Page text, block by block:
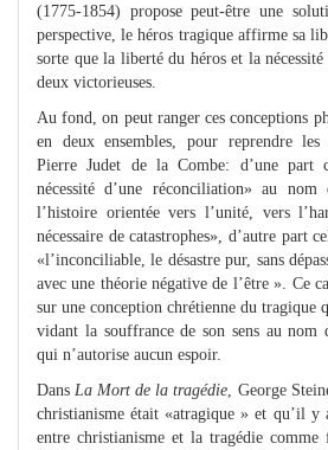
(1775-1854) propose peut-être une
perspective, le héros tragique affirme sa
sorte que la liberté du héros et la
deux victorieuses.
Au fond, on peut ranger ces conceptions
en deux ensembles, pour reprendre les
Pierre Judet de la Combe: d’une part
nécessité d’une réconciliation» au
l’histoire orientée vers l’unité, vers
nécessaire de catastrophes», d’autre part
«l’inconciliable, le désastre pur, sans
avec une théorie négative de l’être ». Ce
sur une conception chrétienne du tragique
vidant la souffrance de son sens au nom
qui n’autorise aucun espoir.
Dans La Mort de la tragédie , George
christianisme était «atragique » et qu’il
entre christianisme et la tragédie